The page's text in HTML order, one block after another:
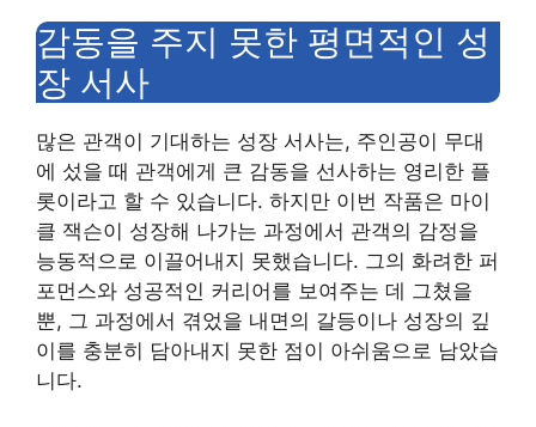
감동을 주지 못한 평면적인 성
장 서사
많은 관객이 기대하는 성장 서사는, 주인공이 무대
에 섰을 때 관객에게 큰 감동을 선사하는 영리한 플
롯이라고 할 수 있습니다. 하지만 이번 작품은 마이
클 잭슨이 성장해 나가는 과정에서 관객의 감정을
능동적으로 이끌어내지 못했습니다. 그의 화려한 퍼
포먼스와 성공적인 커리어를 보여주는 데 그쳤을
뿐, 그 과정에서 겪었을 내면의 갈등이나 성장의 깊
이를 충분히 담아내지 못한 점이 아쉬움으로 남았습
니다.